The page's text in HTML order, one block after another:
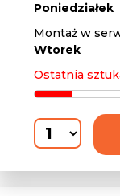
Poniedziałek
Montaż w
Wtorek
Ostatnia